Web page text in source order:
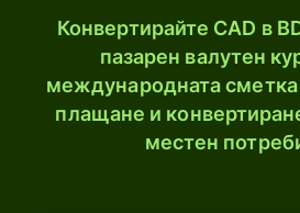
Конвертирайте CAD в
пазарен валутен
международната
плащане и
местен